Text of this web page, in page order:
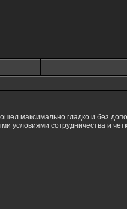
максимально гладко и без
условиями сотрудничества и